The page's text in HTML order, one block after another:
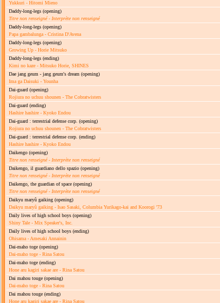
Yukkuri - Hitomi Mieno
Daddy-long-legs (opening)
Titre non renseigné- Interprète non renseigné
Daddy-long-legs (opening)
Papa gambalunga - Cristina D'Avena
Daddy-long-legs (opening)
Growing Up - Horie Mitsuko
Daddy-long-legs (ending)
Kimi no kaze - Mitsuko Horie, SHINES
Dae jang geum - jang geum's dream (opening)
Ima ga Daisuki - Younha
Dai-guard (opening)
Rojiura no uchuu shounen - The Cobratwisters
Dai-guard (ending)
Hashire hashire - Kyoko Endou
Dai-guard : terrestrial defense corp. (opening)
Rojiura no uchuu shounen - The Cobratwisters
Dai-guard : terrestrial defense corp. (ending)
Hashire hashire - Kyoko Endou
Daikengo (opening)
Titre non renseigné- Interprète non renseigné
Daikengo, il guardiano dello spazio (opening)
Titre non renseigné- Interprète non renseigné
Daikengo, the guardian of space (opening)
Titre non renseigné- Interprète non renseigné
Daikyu maryû gaiking (opening)
Daikyu maryû gaiking - Isao Sasaki, Columbia Yurikago-kai and Koorogi '73
Daily lives of high school boys (opening)
Shiny Tale - Mix Speaker's, Inc.
Daily lives of high school boys (ending)
Ohisama - Amesaki Annainin
Dai-maho toge (opening)
Dai-maho toge - Rina Satou
Dai-maho toge (ending)
Hone aru kagiri sakae are - Rina Satou
Dai mahou touge (opening)
Dai-maho toge - Rina Satou
Dai mahou touge (ending)
Hone aru kagiri sakae are - Rina Satou